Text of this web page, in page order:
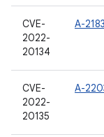
CVE-
2022-
20134
А-
CVE-
2022-
20135
А-